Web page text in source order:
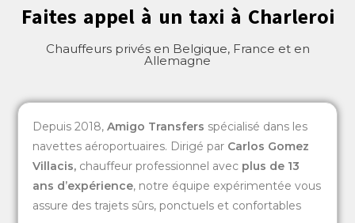
Faites appel à un taxi à Charleroi
Chauffeurs privés en Belgique, France et en
Allemagne
Depuis 2018,Amigo Transfers spécialisé dans les
navettes aéroportuaires. Dirigé par Carlos Gomez
Villacis, chauffeur professionnel avec plus de 13
ans d’expérience, notre équipe expérimentée vous
assure des trajets sûrs, ponctuels et confortables